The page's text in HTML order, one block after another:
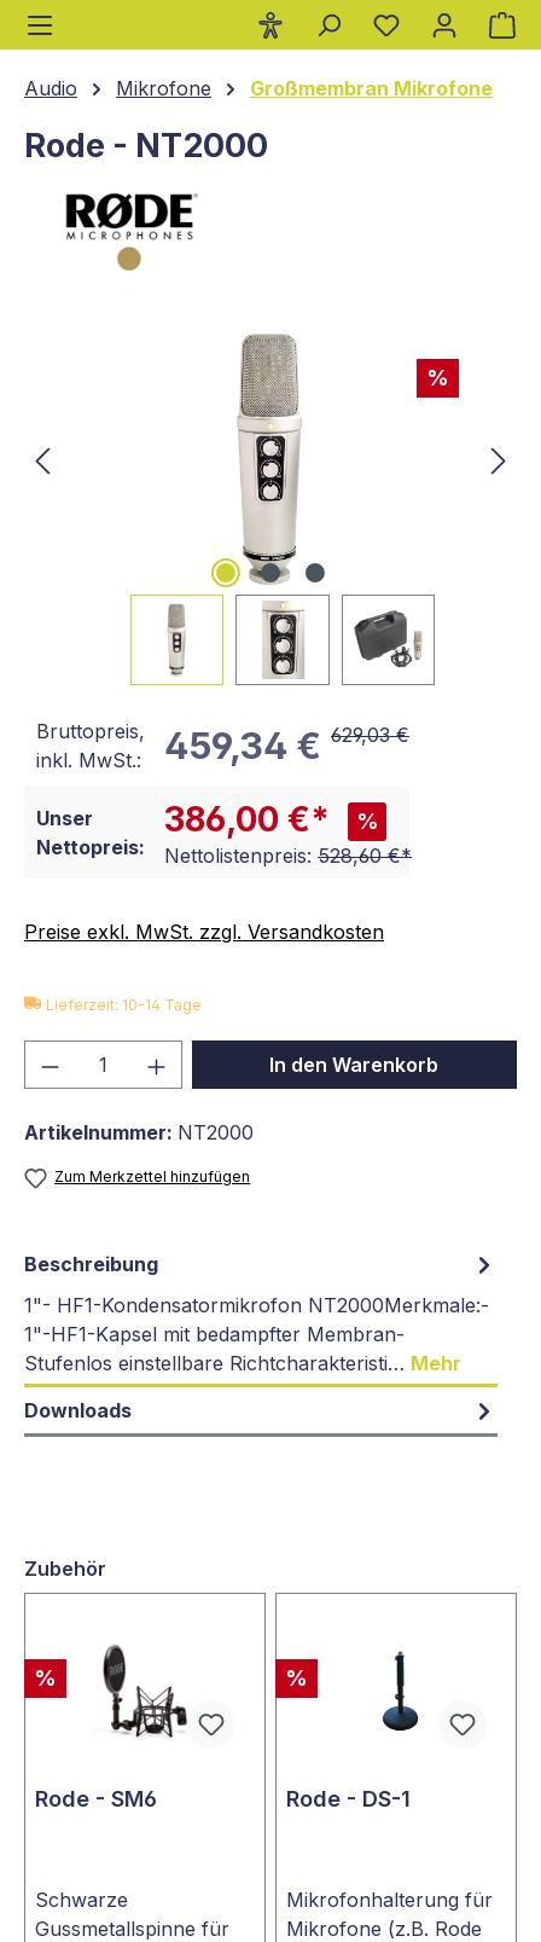
springen
Audio Mikrofone Großmembran Mikrofone
Rode - NT2000
%
Bildergalerie überspringen
Bruttopreis,
inkl. MwSt.:
459,34 € 629,03 €
Unser
Nettopreis:
386,00 €* %
Nettolistenpreis: 528,60 €*
Preise exkl. MwSt. zzgl. Versandkosten
Lieferzeit: 10-14 Tage
Produkt Anzahl: Gib denIn den Warenkorb
Artikelnummer: NT2000
Zum Merkzettel hinzufügen
Beschreibung
1"- HF1-Kondensatormikrofon NT2000Merkmale:-
1"-HF1-Kapsel mit bedampfter Membran-
Stufenlos einstellbare Richtcharakteristi… Mehr
Downloads
Zubehör
%
Rode - SM6
Schwarze
Gussmetallspinne für
%
Rode - DS-1
Mikrofonhalterung für
Mikrofone (z.B. Rode